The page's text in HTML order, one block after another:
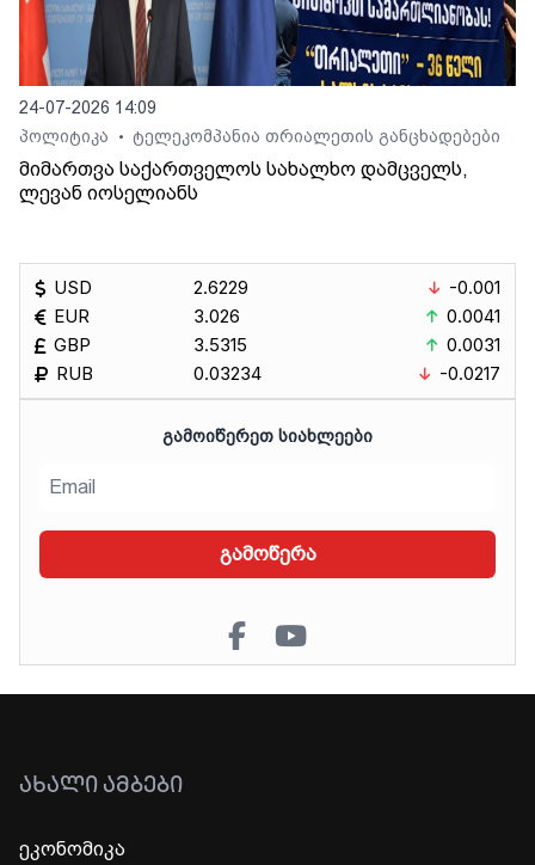
24-07-2026 14:09
პოლიტიკა
• ტელეკომპანია თრიალეთის განცხადებები
მიმართვა საქართველოს სახალხო დამცველს,
ლევან იოსელიანს
USD
EUR
GBP
RUB
2.6229
3.026
3.5315
0.03234
-0.001
0.0041
0.0031
-0.0217
ᲒᲐᲛᲝᲘᲬᲔᲠᲔᲗ ᲡᲘᲐᲮᲚᲔᲔᲑᲘ
გამოწერა
ᲐᲮᲐᲚᲘ ᲐᲛᲑᲔᲑᲘ
ეკონომიკა